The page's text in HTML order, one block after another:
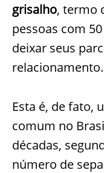
grisalho, termo
pessoas com
deixar seus
relacionamento.
Esta é, de fato,
comum no
décadas,
número de